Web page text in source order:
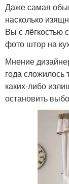
Даже самая
насколько
Вы с лёгкостью
фото штор на
Мнение
года сложилось
каких-либо
остановить